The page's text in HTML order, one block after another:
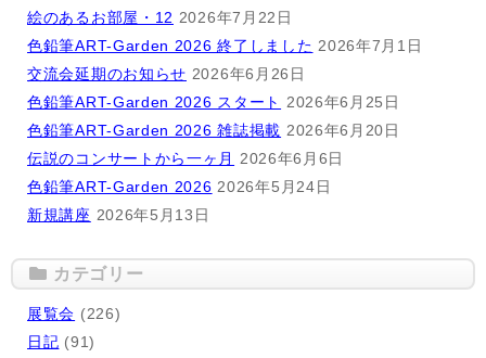
絵のあるお部屋・12 2026年7月22日
色鉛筆ART-Garden 2026 終了しました 2026年7月1日
交流会延期のお知らせ 2026年6月26日
色鉛筆ART-Garden 2026 スタート 2026年6月25日
色鉛筆ART-Garden 2026 雑誌掲載 2026年6月20日
伝説のコンサートから一ヶ月 2026年6月6日
色鉛筆ART-Garden 2026 2026年5月24日
新規講座 2026年5月13日
カテゴリー
展覧会 (226)
日記 (91)